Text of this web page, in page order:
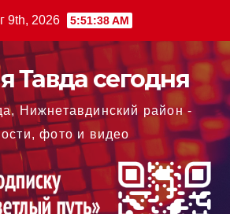
9th, 2026 5:51:39 AM
Тавда сегодня
Нижнетавдинский район -
фото и видео